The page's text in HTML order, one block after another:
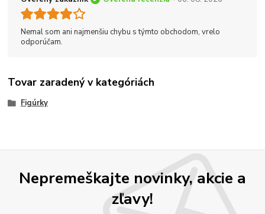
Nemal som ani najmenšiu chybu s týmto obchodom, vrelo
odporúčam.
Tovar zaradený v kategóriách
Figúrky
Nepremeškajte novinky, akcie a
zľavy!